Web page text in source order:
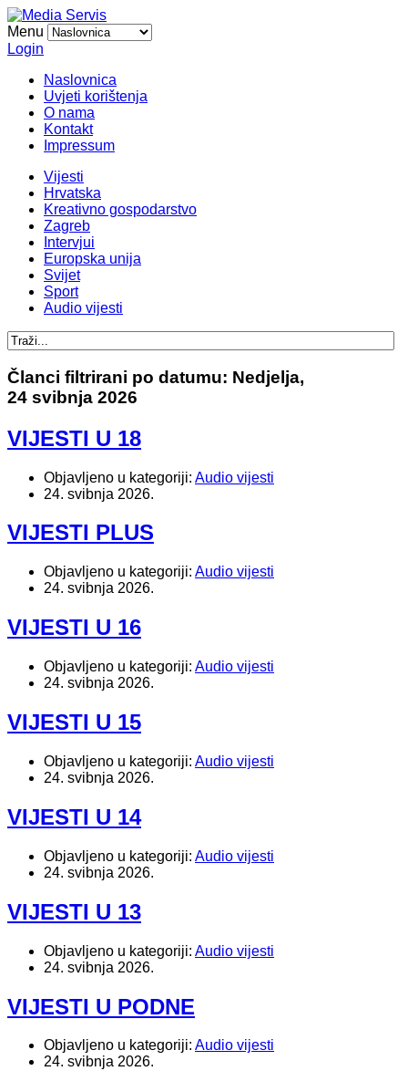
Menu
Login
Naslovnica
Uvjeti korištenja
O nama
Kontakt
Impressum
Vijesti
Hrvatska
Kreativno gospodarstvo
Zagreb
Intervjui
Europska unija
Svijet
Sport
Audio vijesti
Članci filtrirani po datumu: Nedjelja,
24 svibnja 2026
VIJESTI U 18
Objavljeno u kategoriji: Audio vijesti
24. svibnja 2026.
VIJESTI PLUS
Objavljeno u kategoriji: Audio vijesti
24. svibnja 2026.
VIJESTI U 16
Objavljeno u kategoriji: Audio vijesti
24. svibnja 2026.
VIJESTI U 15
Objavljeno u kategoriji: Audio vijesti
24. svibnja 2026.
VIJESTI U 14
Objavljeno u kategoriji: Audio vijesti
24. svibnja 2026.
VIJESTI U 13
Objavljeno u kategoriji: Audio vijesti
24. svibnja 2026.
VIJESTI U PODNE
Objavljeno u kategoriji: Audio vijesti
24. svibnja 2026.